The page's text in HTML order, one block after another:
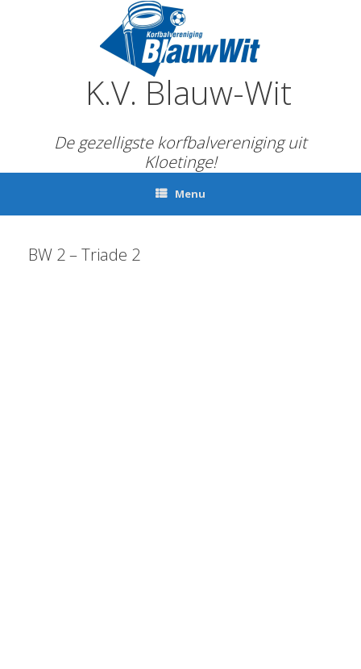
K.V. Blauw-Wit
De gezelligste korfbalvereniging uit
Kloetinge!
Menu
BW 2 – Triade 2